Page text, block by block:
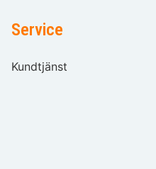
Service
Kundtjänst